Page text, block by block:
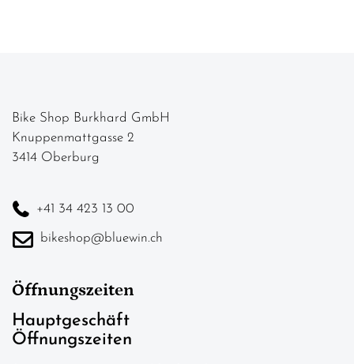
Bike Shop Burkhard GmbH
Knuppenmattgasse 2
3414 Oberburg
+41 34 423 13 00
bikeshop@bluewin.ch
Öffnungszeiten
Hauptgeschäft
Öffnungszeiten